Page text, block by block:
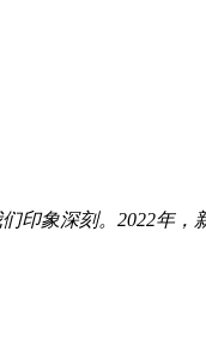
印象深刻。2022年